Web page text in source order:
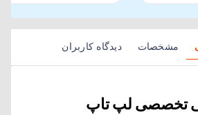
مشخصات دیدگاه کاربران
تخصصی لپ‌ تاپ